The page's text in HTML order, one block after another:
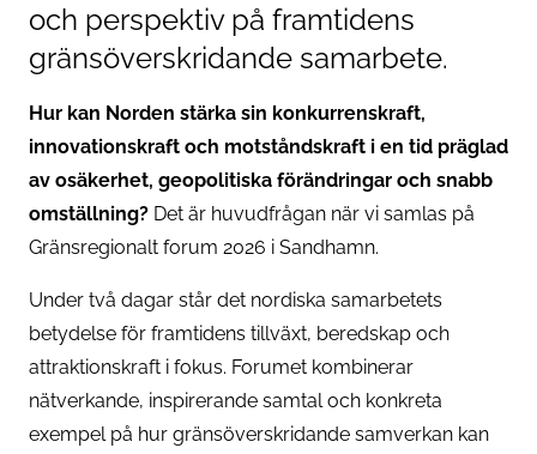
och perspektiv på framtidens
gränsöverskridande samarbete.
Hur kan Norden stärka sin konkurrenskraft,
innovationskraft och motståndskraft i en tid präglad
av osäkerhet, geopolitiska förändringar och snabb
omställning? Det är huvudfrågan när vi samlas på
Gränsregionalt forum 2026 i Sandhamn.
Under två dagar står det nordiska samarbetets
betydelse för framtidens tillväxt, beredskap och
attraktionskraft i fokus. Forumet kombinerar
nätverkande, inspirerande samtal och konkreta
exempel på hur gränsöverskridande samverkan kan